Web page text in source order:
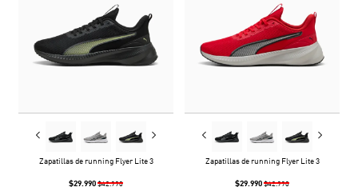
Zapatillas de running Flyer Lite 3
$29.990 $42.990
Zapatillas de running Flyer Lite 3
$29.990 $42.990